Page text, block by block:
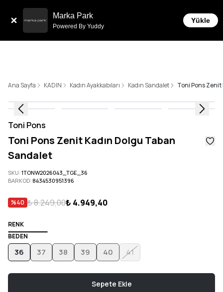
Marka Park
Powered By Yuddy
Yükle
Ana Sayfa KADIN Kadın Ayakkabıları Kadın Sandalet Toni Pons
Toni Pons
Toni Pons Zenit Kadın Dolgu Taban
Sandalet
SKU:1TONW2026043_TGE_36
BARKOD: 8434530951396
%40 ₺ 8.249,00₺ 4.949,40
RENK
BEDEN
36 37 38 39 40 41
Sepete Ekle